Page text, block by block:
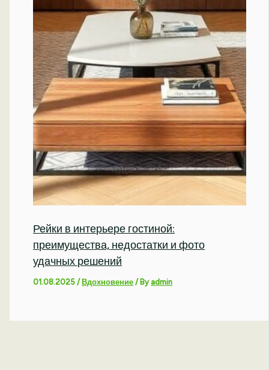
Рейки в интерьере гостиной:
преимущества, недостатки и фото
удачных решений
01.08.2025/Вдохновение / Byadmin